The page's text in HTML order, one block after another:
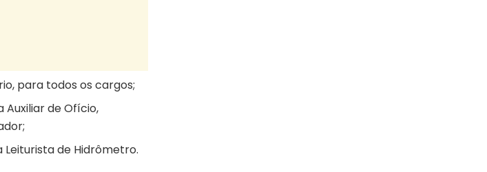
para todos os cargos;
de Ofício,
de Hidrômetro.